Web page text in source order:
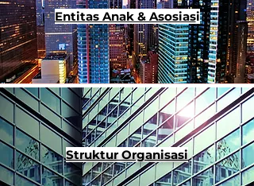
Entitas Anak & Asosiasi
Struktur Organisasi